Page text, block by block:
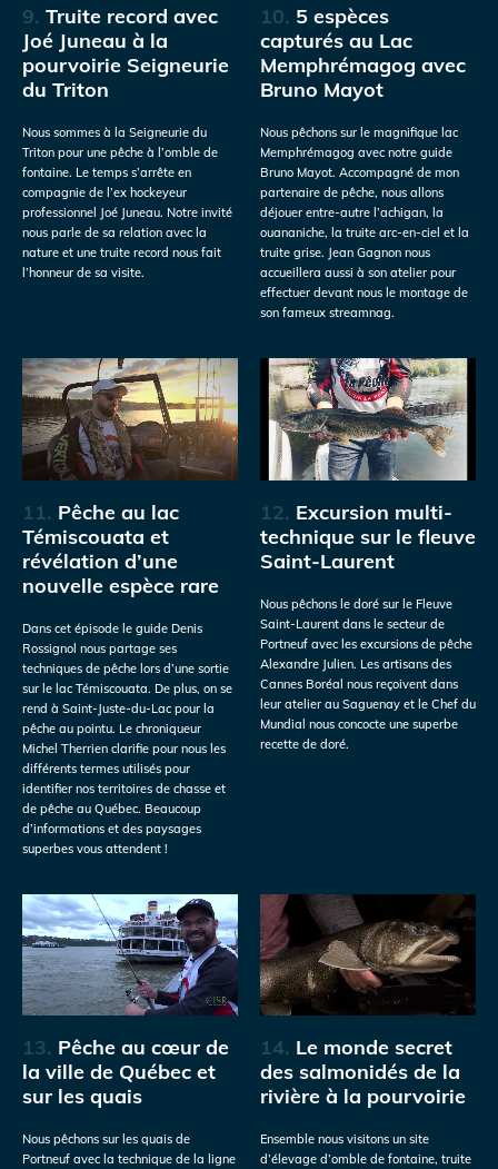
9. Truite record avec
Joé Juneau à la
pourvoirie Seigneurie
du Triton
Nous sommes à la Seigneurie du
Triton pour une pêche à l’omble de
fontaine. Le temps s’arrête en
compagnie de l’ex hockeyeur
professionnel Joé Juneau. Notre invité
nous parle de sa relation avec la
nature et une truite record nous fait
l’honneur de sa visite.
10. 5 espèces
capturés au Lac
Memphrémagog avec
Bruno Mayot
Nous pêchons sur le magnifique lac
Memphrémagog avec notre guide
Bruno Mayot. Accompagné de mon
partenaire de pêche, nous allons
déjouer entre-autre l’achigan, la
ouananiche, la truite arc-en-ciel et la
truite grise. Jean Gagnon nous
accueillera aussi à son atelier pour
effectuer devant nous le montage de
son fameux streamnag.
11. Pêche au lac
Témiscouata et
révélation d’une
nouvelle espèce rare
Dans cet épisode le guide Denis
Rossignol nous partage ses
techniques de pêche lors d’une sortie
sur le lac Témiscouata. De plus, on se
rend à Saint-Juste-du-Lac pour la
pêche au pointu. Le chroniqueur
Michel Therrien clarifie pour nous les
différents termes utilisés pour
identifier nos territoires de chasse et
de pêche au Québec. Beaucoup
d’informations et des paysages
superbes vous attendent !
12. Excursion multi-
technique sur le fleuve
Saint-Laurent
Nous pêchons le doré sur le Fleuve
Saint-Laurent dans le secteur de
Portneuf avec les excursions de pêche
Alexandre Julien. Les artisans des
Cannes Boréal nous reçoivent dans
leur atelier au Saguenay et le Chef du
Mundial nous concocte une superbe
recette de doré.
13. Pêche au cœur de
la ville de Québec et
sur les quais
Nous pêchons sur les quais de
Portneuf avec la technique de la ligne
14. Le monde secret
des salmonidés de la
rivière à la pourvoirie
Ensemble nous visitons un site
d’élevage d’omble de fontaine, truite